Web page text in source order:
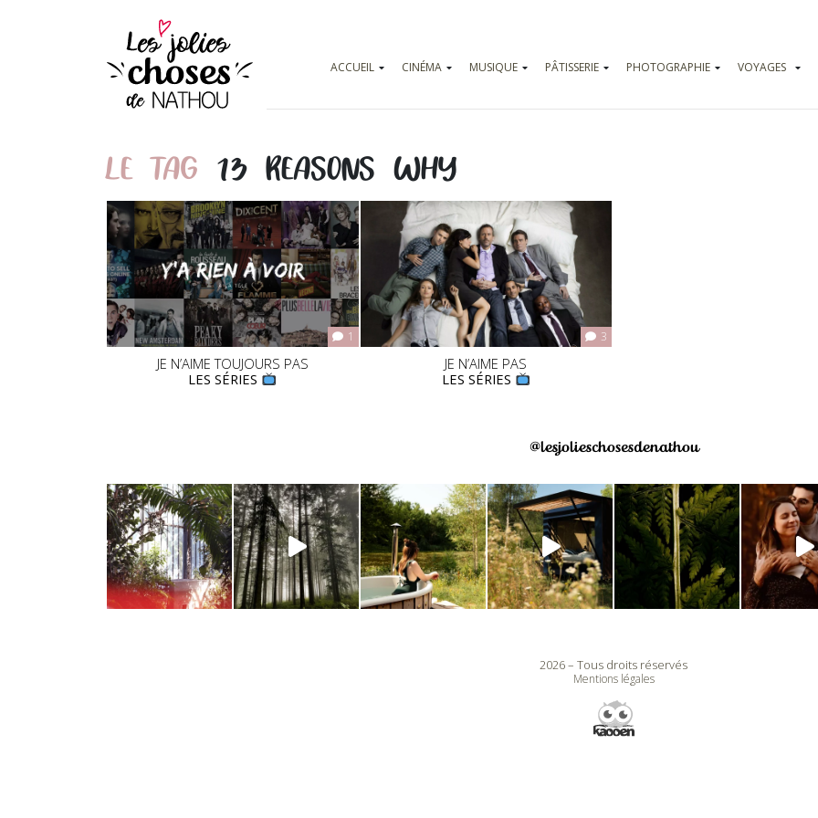
ACCUEIL CINÉMA MUSIQUE PÂTISSERIE PHOTOGRAPHIE
VOYAGES
Parcs
LE TAG 13 REASONS WHY
1
JE N’AIME TOUJOURS PAS
LES SÉRIES
3
JE N’AIME PAS
LES SÉRIES
@lesjolieschosesdenathou
2026 – Tous droits réservés
Mentions légales